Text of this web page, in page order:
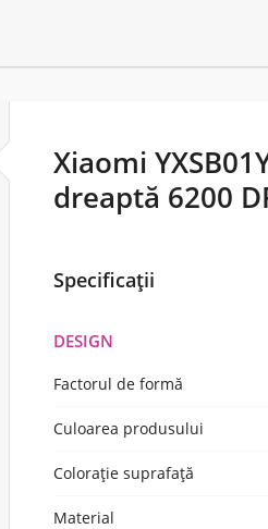
Xiaomi
dreaptă 6200
Specificații
DESIGN
Factorul de formă
Culoarea produsului
Colorație suprafață
Material